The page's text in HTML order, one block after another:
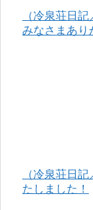
（冷泉荘日
みなさまあり
（冷泉荘日
たしました！